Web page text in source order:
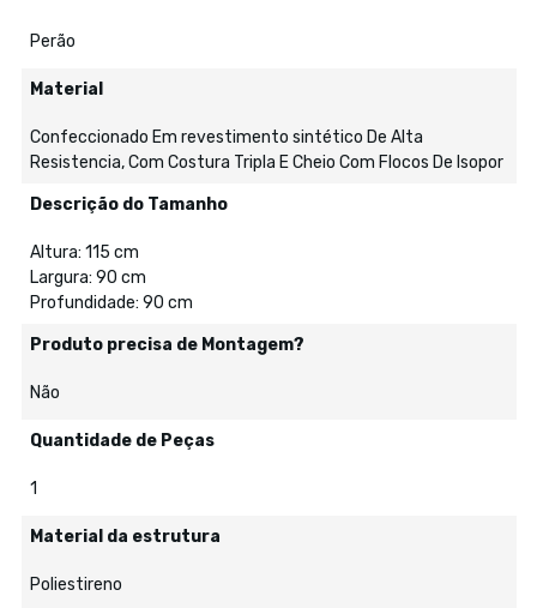
Perão
Material
Confeccionado Em revestimento sintético De Alta
Resistencia, Com Costura Tripla E Cheio Com Flocos De Isopor
Descrição do Tamanho
Altura: 115 cm
Largura: 90 cm
Profundidade: 90 cm
Produto precisa de Montagem?
Não
Quantidade de Peças
1
Material da estrutura
Poliestireno